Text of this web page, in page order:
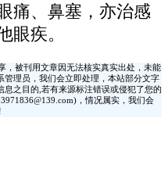
痛、鼻塞，亦治感
眼疾。
，被刊用文章因无法核实真实出处，未能
管理员，我们会立即处理，本站部分文字
之目的,若有来源标注错误或侵犯了您的
，情况属实，我们会